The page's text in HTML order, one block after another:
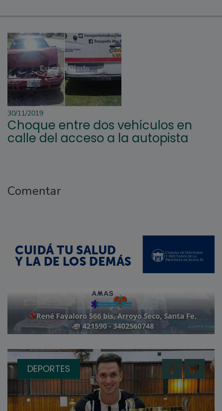
30/11/2019
Choque entre dos vehículos en
calle del acceso a la autopista
Comentar
DEPORTES